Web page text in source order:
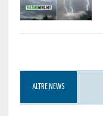
ALTRE NEWS